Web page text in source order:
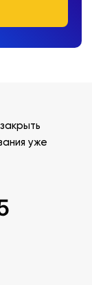
уже